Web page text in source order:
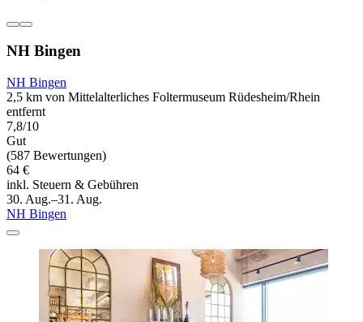
NH Bingen
NH Bingen
2,5 km von Mittelalterliches Foltermuseum Rüdesheim/Rhein
entfernt
7,8/10
Gut
(587 Bewertungen)
64 €
inkl. Steuern & Gebühren
30. Aug.–31. Aug.
NH Bingen